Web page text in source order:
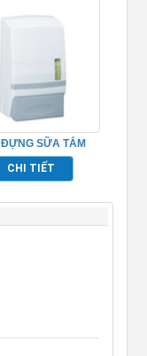
ĐỰNG SỮA TẮM
TƯỜNG
CHI TIẾT